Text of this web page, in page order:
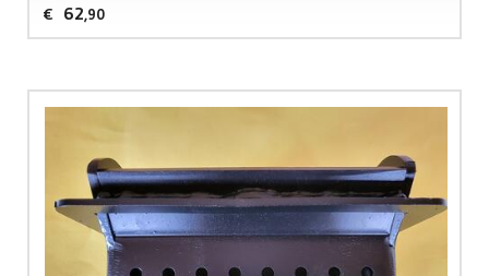
€ 62,90